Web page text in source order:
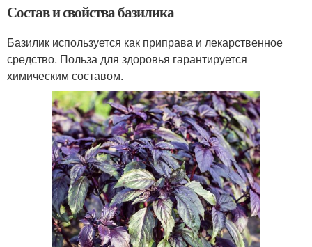
Состав и свойства базилика
Базилик используется как приправа и лекарственное
средство. Польза для здоровья гарантируется
химическим составом.